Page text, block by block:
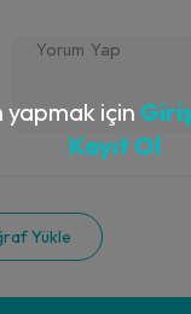
Yükle
yapmak için
Kayıt Ol